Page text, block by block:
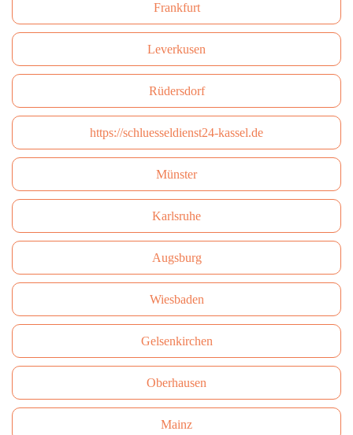
Frankfurt
Leverkusen
Rüdersdorf
https://schluesseldienst24-kassel.de
Münster
Karlsruhe
Augsburg
Wiesbaden
Gelsenkirchen
Oberhausen
Mainz